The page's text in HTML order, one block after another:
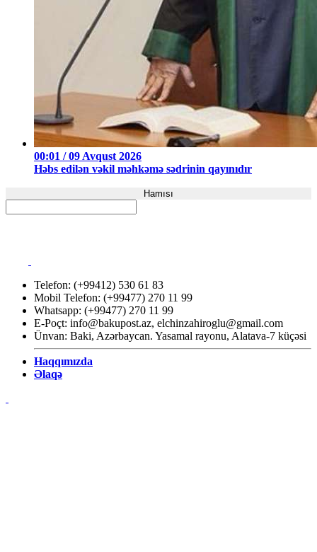
00:01 / 09 Avqust 2026
Həbs edilən vəkil məhkəmə sədrinin qayınıdır
Hamısı
Telefon: (+99412) 530 61 83
Mobil Telefon: (+99477) 270 11 99
Whatsapp: (+99477) 270 11 99
E-Poçt: info@bakupost.az, elchinzahiroglu@gmail.com
Ünvan: Baki, Azərbaycan. Yasamal rayonu, Alatava-7 küçəsi
Haqqımızda
Əlaqə